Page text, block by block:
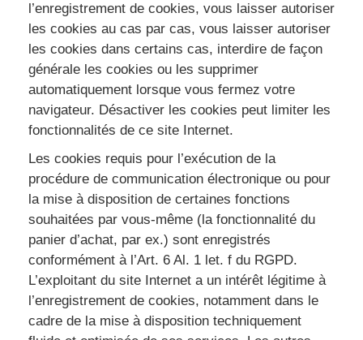
l’enregistrement de cookies, vous laisser autoriser
les cookies au cas par cas, vous laisser autoriser
les cookies dans certains cas, interdire de façon
générale les cookies ou les supprimer
automatiquement lorsque vous fermez votre
navigateur. Désactiver les cookies peut limiter les
fonctionnalités de ce site Internet.
Les cookies requis pour l’exécution de la
procédure de communication électronique ou pour
la mise à disposition de certaines fonctions
souhaitées par vous-même (la fonctionnalité du
panier d’achat, par ex.) sont enregistrés
conformément à l’Art. 6 Al. 1 let. f du RGPD.
L’exploitant du site Internet a un intérêt légitime à
l’enregistrement de cookies, notamment dans le
cadre de la mise à disposition techniquement